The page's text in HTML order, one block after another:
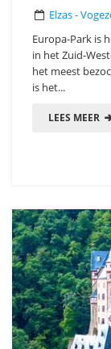
Elzas -
Europa-Park is
in het Zuid-
het meest
is het...
LEES MEER